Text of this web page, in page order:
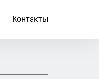
Контакты